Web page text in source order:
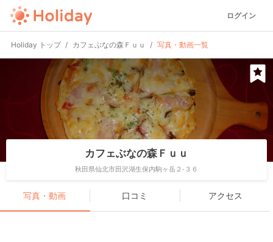
ログイン
Holiday トップ カフェぶなの森Ｆｕｕ 写真・動画一覧
カフェぶなの森Ｆｕｕ
秋田県仙北市田沢湖生保内駒ヶ岳２-３６
写真・動画 口コミ アクセス